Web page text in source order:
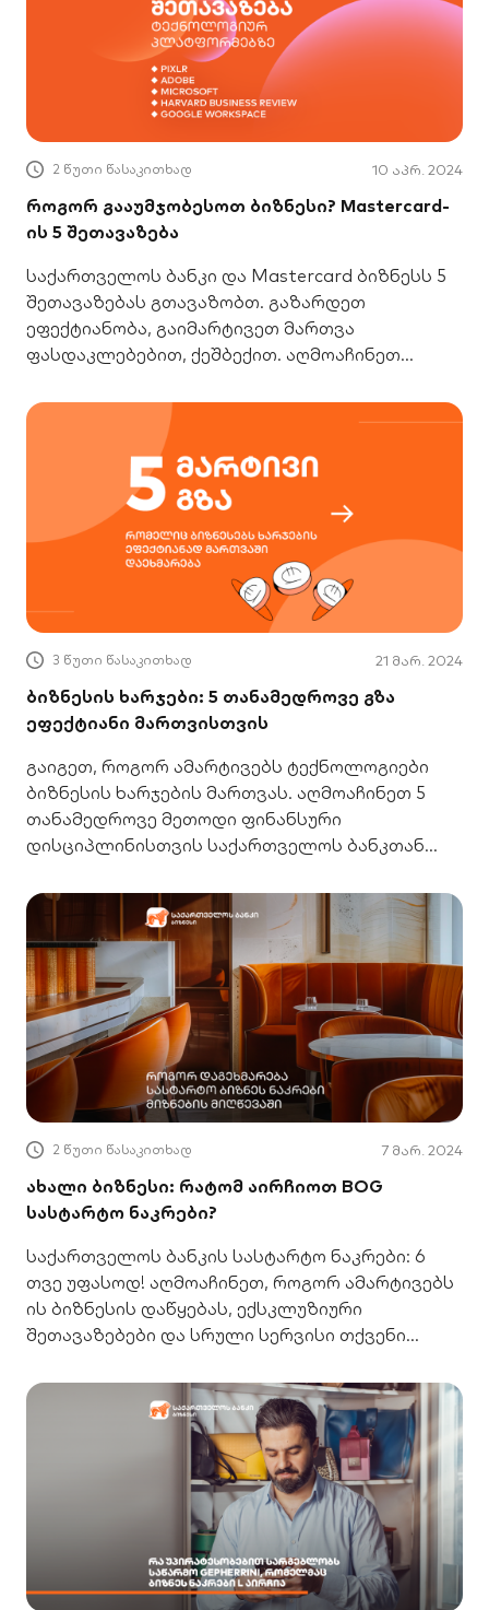
2 წუთი წასაკითხად 10 აპრ. 2024
როგორ გააუმჯობესოთ ბიზნესი? Mastercard-
ის 5 შეთავაზება
საქართველოს ბანკი და Mastercard ბიზნესს 5
შეთავაზებას გთავაზობთ. გაზარდეთ
ეფექტიანობა, გაიმარტივეთ მართვა
ფასდაკლებებით, ქეშბექით. აღმოაჩინეთ
3 წუთი წასაკითხად 21 მარ. 2024
ბიზნესის ხარჯები: 5 თანამედროვე გზა
ეფექტიანი მართვისთვის
გაიგეთ, როგორ ამარტივებს ტექნოლოგიები
ბიზნესის ხარჯების მართვას. აღმოაჩინეთ 5
თანამედროვე მეთოდი ფინანსური
დისციპლინისთვის საქართველოს ბანკთან
2 წუთი წასაკითხად 7 მარ. 2024
ახალი ბიზნესი: რატომ აირჩიოთ BOG
სასტარტო ნაკრები?
საქართველოს ბანკის სასტარტო ნაკრები: 6
თვე უფასოდ! აღმოაჩინეთ, როგორ ამარტივებს
ის ბიზნესის დაწყებას, ექსკლუზიური
შეთავაზებები და სრული სერვისი თქვენი